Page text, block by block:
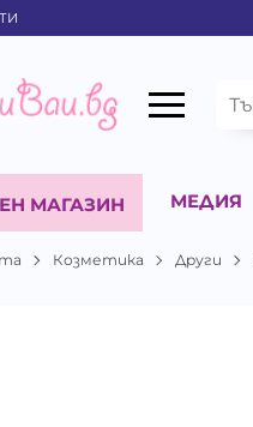
МАГАЗИН МЕДИЯ
Козметика Други